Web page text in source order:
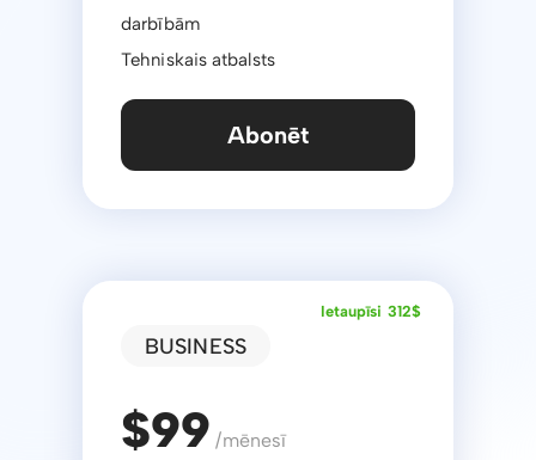
darbībām
Tehniskais atbalsts
Abonēt
Ietaupīsi 312$
BUSINESS
$99 /mēnesī